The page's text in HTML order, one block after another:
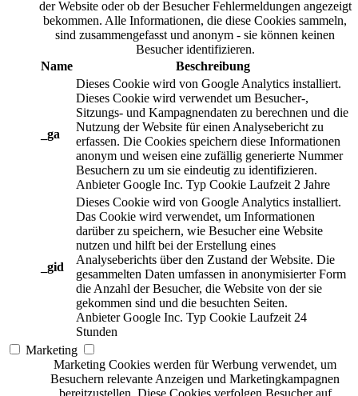
der Website oder ob der Besucher Fehlermeldungen angezeigt
bekommen. Alle Informationen, die diese Cookies sammeln,
sind zusammengefasst und anonym - sie können keinen
Besucher identifizieren.
Name
Beschreibung
_ga
Dieses Cookie wird von Google Analytics installiert.
Dieses Cookie wird verwendet um Besucher-,
Sitzungs- und Kampagnendaten zu berechnen und die
Nutzung der Website für einen Analysebericht zu
erfassen. Die Cookies speichern diese Informationen
anonym und weisen eine zufällig generierte Nummer
Besuchern zu um sie eindeutig zu identifizieren.
Anbieter Google Inc. Typ Cookie Laufzeit 2 Jahre
_gid
Dieses Cookie wird von Google Analytics installiert.
Das Cookie wird verwendet, um Informationen
darüber zu speichern, wie Besucher eine Website
nutzen und hilft bei der Erstellung eines
Analyseberichts über den Zustand der Website. Die
gesammelten Daten umfassen in anonymisierter Form
die Anzahl der Besucher, die Website von der sie
gekommen sind und die besuchten Seiten.
Anbieter Google Inc. Typ Cookie Laufzeit 24
Stunden
Marketing
Marketing Cookies werden für Werbung verwendet, um
Besuchern relevante Anzeigen und Marketingkampagnen
bereitzustellen. Diese Cookies verfolgen Besucher auf